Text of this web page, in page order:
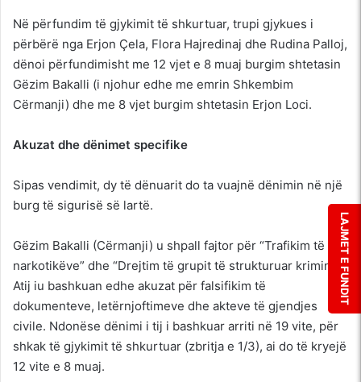
Në përfundim të gjykimit të shkurtuar, trupi gjykues i
përbërë nga Erjon Çela, Flora Hajredinaj dhe Rudina Palloj,
dënoi përfundimisht me 12 vjet e 8 muaj burgim shtetasin
Gëzim Bakalli (i njohur edhe me emrin Shkembim
Cërmanji) dhe me 8 vjet burgim shtetasin Erjon Loci.
Akuzat dhe dënimet specifike
Sipas vendimit, dy të dënuarit do ta vuajnë dënimin në një
burg të sigurisë së lartë.
Gëzim Bakalli (Cërmanji) u shpall fajtor për “Trafikim të
narkotikëve” dhe “Drejtim të grupit të strukturuar kriminal”.
Atij iu bashkuan edhe akuzat për falsifikim të
dokumenteve, letërnjoftimeve dhe akteve të gjendjes
civile. Ndonëse dënimi i tij i bashkuar arriti në 19 vite, për
shkak të gjykimit të shkurtuar (zbritja e 1/3), ai do të kryejë
12 vite e 8 muaj.
LAJMET E FUNDIT